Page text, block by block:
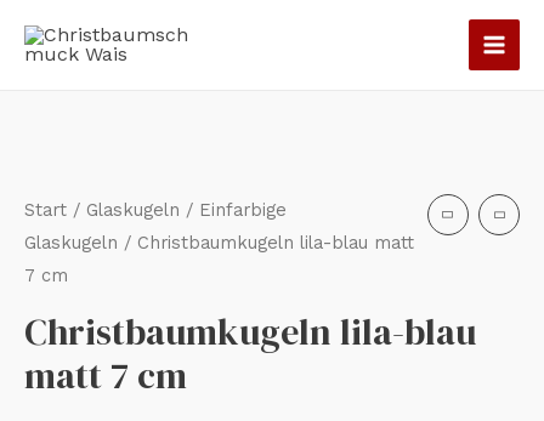
Inhalt
Start / Glaskugeln / Einfarbige
Glaskugeln / Christbaumkugeln lila-blau matt
7 cm
Christbaumkugeln lila-blau
matt 7 cm
blau
matt
7
Menge